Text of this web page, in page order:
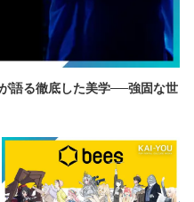
語る徹底した美学──強固な世